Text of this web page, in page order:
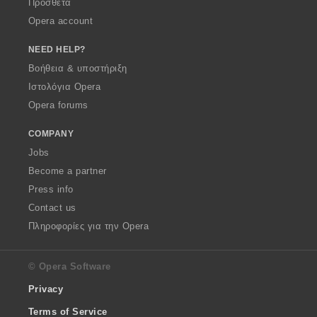
Πρόσθετα
Opera account
NEED HELP?
Βοήθεια & υποστήριξη
Ιστολόγια Opera
Opera forums
COMPANY
Jobs
Become a partner
Press info
Contact us
Πληροφορίες για την Opera
© Opera Software
Privacy
Terms of Service